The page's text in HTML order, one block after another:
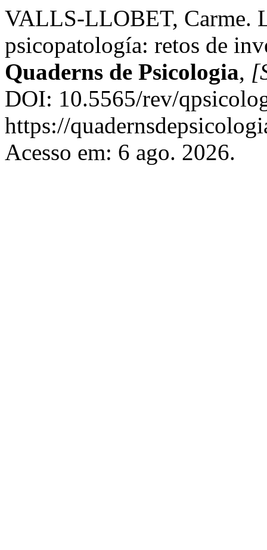
VALLS-LLOBET, Carme.
psicopatología: retos de
Quaderns de Psicologia,
DOI: 10.5565/rev/
https://
Acesso em: 6 ago. 2026.